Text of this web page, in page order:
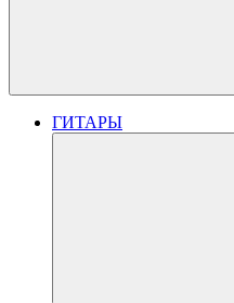
ГИТАРЫ